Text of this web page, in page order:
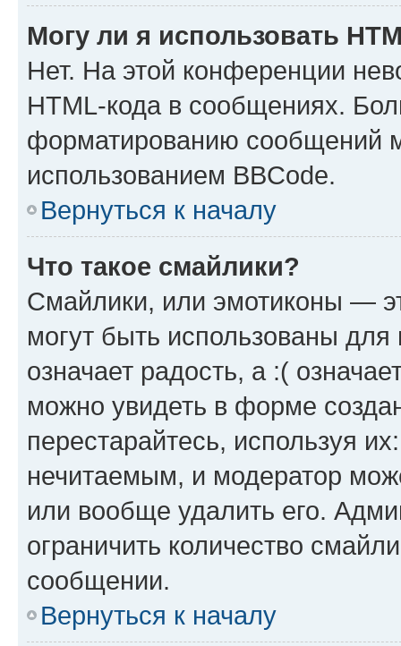
Могу ли я использовать
Нет. На этой конференции
HTML-кода в сообщениях.
форматированию сообщений
использованием BBCode.
Вернуться к началу
Что такое смайлики?
Смайлики, или эмотиконы —
могут быть использованы
означает радость, а :(
можно увидеть в форме
перестарайтесь, используя
нечитаемым, и модератор
или вообще удалить его.
ограничить количество
сообщении.
Вернуться к началу